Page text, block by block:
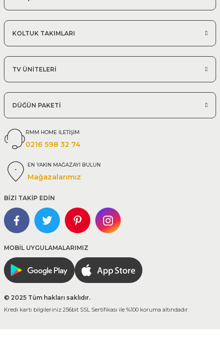
KOLTUK TAKIMLARI
TV ÜNİTELERİ
DÜĞÜN PAKETİ
RMM HOME İLETİŞİM
0216 598 32 74
EN YAKIN MAĞAZAYI BULUN
Mağazalarımız
BİZİ TAKİP EDİN
MOBİL UYGULAMALARIMIZ
© 2025 Tüm hakları saklıdır.
Kredi kartı bilgileriniz 256bit SSL Sertifikası ile %100 koruma altındadır.